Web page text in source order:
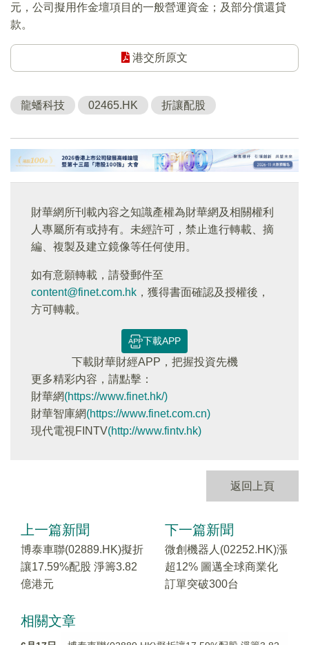
元，公司擬用作金壇項目的一般營運資金；及部分償還貸
款。
港交所原文
龍蟠科技 02465.HK 折讓配股
財華網所刊載內容之知識產權為財華網及相關權利
人專屬所有或持有。未經許可，禁止進行轉載、摘
編、複製及建立鏡像等任何使用。
如有意願轉載，請發郵件至
content@finet.com.hk ，獲得書面確認及授權後，
方可轉載。
下載APP
下載財華財經APP，把握投資先機
更多精彩内容，請點擊：
財華網(https://www.finet.hk/)
財華智庫網(https://www.finet.com.cn)
現代電視FINTV(http://www.fintv.hk)
返回上頁
上一篇新聞
博泰車聯(02889.HK)擬折
讓17.59%配股 淨籌3.82
億港元
下一篇新聞
微創機器人(02252.HK)漲
超12% 圖邁全球商業化
訂單突破300台
相關文章